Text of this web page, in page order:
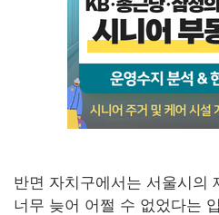
반면 자치구에서는 서울시의
너무 늦어 어쩔 수 없었다는